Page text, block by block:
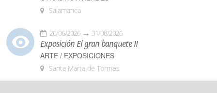
Salamanca
26/06/2026 31/08/2026
Exposición El gran banquete II
ARTE / EXPOSICIONES
Santa Marta de Tormes